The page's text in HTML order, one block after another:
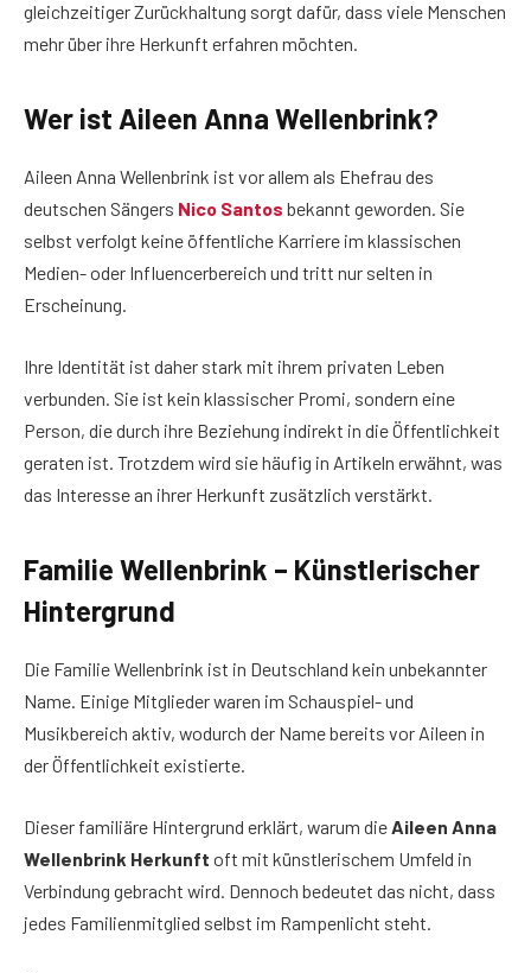
gleichzeitiger Zurückhaltung sorgt dafür, dass viele Menschen
mehr über ihre Herkunft erfahren möchten.
Wer ist Aileen Anna Wellenbrink?
Aileen Anna Wellenbrink ist vor allem als Ehefrau des
deutschen Sängers Nico Santos bekannt geworden. Sie
selbst verfolgt keine öffentliche Karriere im klassischen
Medien- oder Influencerbereich und tritt nur selten in
Erscheinung.
Ihre Identität ist daher stark mit ihrem privaten Leben
verbunden. Sie ist kein klassischer Promi, sondern eine
Person, die durch ihre Beziehung indirekt in die Öffentlichkeit
geraten ist. Trotzdem wird sie häufig in Artikeln erwähnt, was
das Interesse an ihrer Herkunft zusätzlich verstärkt.
Familie Wellenbrink – Künstlerischer
Hintergrund
Die Familie Wellenbrink ist in Deutschland kein unbekannter
Name. Einige Mitglieder waren im Schauspiel- und
Musikbereich aktiv, wodurch der Name bereits vor Aileen in
der Öffentlichkeit existierte.
Dieser familiäre Hintergrund erklärt, warum die Aileen Anna
Wellenbrink Herkunft oft mit künstlerischem Umfeld in
Verbindung gebracht wird. Dennoch bedeutet das nicht, dass
jedes Familienmitglied selbst im Rampenlicht steht.